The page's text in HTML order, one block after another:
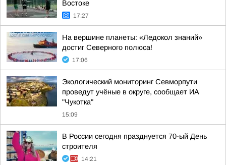
Востоке
17:27
На вершине планеты: «Ледокол знаний»
достиг Северного полюса!
17:06
Экологический мониторинг Севморпути
проведут учёные в округе, сообщает ИА
"Чукотка"
15:09
В России сегодня празднуется 70-ый День
строителя
14:21